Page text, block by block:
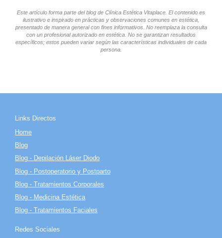
Este artículo forma parte del blog de Clínica Estética Vitaplace. El contenido es
ilustrativo e inspirado en prácticas y observaciones comunes en estética,
presentado de manera general con fines informativos. No reemplaza la consulta
con un profesional autorizado en estética. No se garantizan resultados
específicos; estos pueden variar según las características individuales de cada
persona.
Links Directos
Home
Blog
Blog - Depilación Láser Diodo
Blog - Postoperatorio y Postparto
Blog - Tratamientos Corporales
Blog - Medicina Estética
Blog - Tratamientos Faciales
Redes Sociales